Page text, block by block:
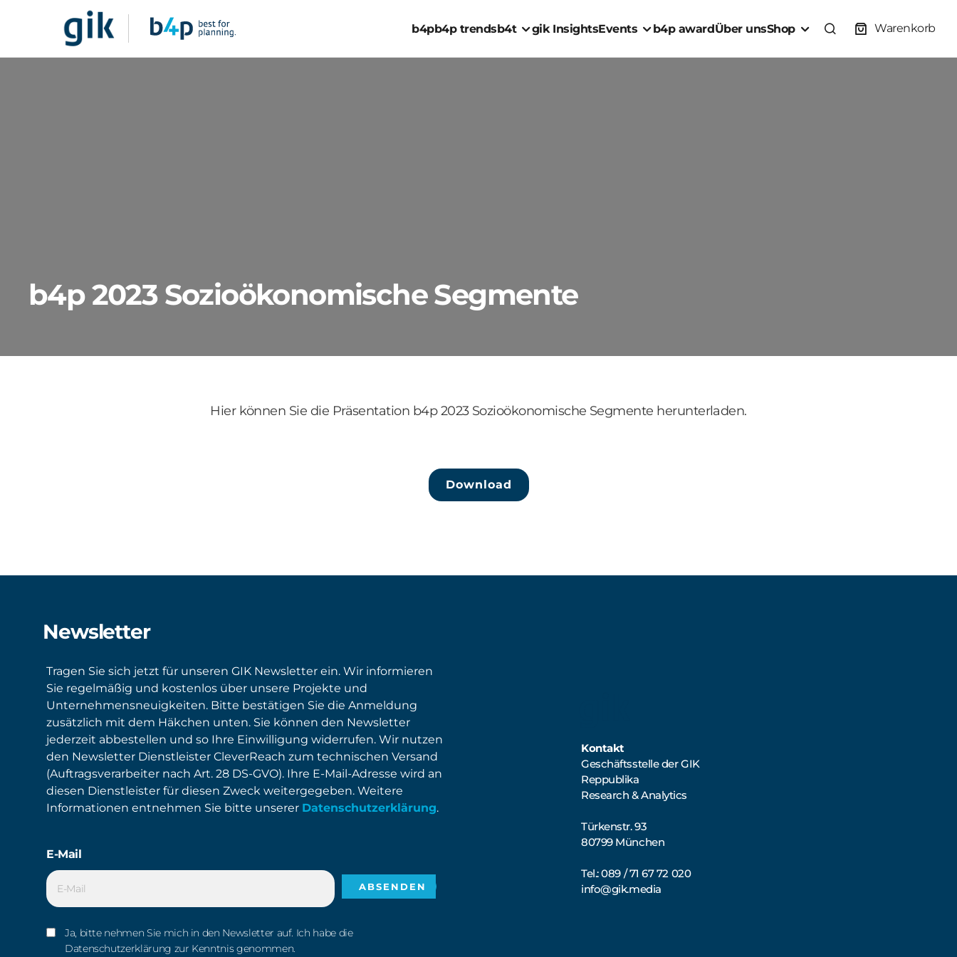
b4pb4p trendsb4t gik InsightsEvents b4p awardÜber unsShop Warenkorb
b4p 2023 Sozioökonomische Segmente
Hier können Sie die Präsentation b4p 2023 Sozioökonomische Segmente herunterladen.
Download
Newsletter
Tragen Sie sich jetzt für unseren GIK Newsletter ein. Wir informieren
Sie regelmäßig und kostenlos über unsere Projekte und
Unternehmensneuigkeiten. Bitte bestätigen Sie die Anmeldung
zusätzlich mit dem Häkchen unten. Sie können den Newsletter
jederzeit abbestellen und so Ihre Einwilligung widerrufen. Wir nutzen
den Newsletter Dienstleister CleverReach zum technischen Versand
(Auftragsverarbeiter nach Art. 28 DS-GVO). Ihre E-Mail-Adresse wird an
diesen Dienstleister für diesen Zweck weitergegeben. Weitere
Informationen entnehmen Sie bitte unserer Datenschutzerklärung.
E-Mail
Ja, bitte nehmen Sie mich in den Newsletter auf. Ich habe die
Datenschutzerklärung zur Kenntnis genommen.
Kontakt
Geschäftsstelle der GIK
Reppublika
Research & Analytics
Türkenstr. 93
80799 München
Tel.: 089 / 71 67 72 020
info@gik.media